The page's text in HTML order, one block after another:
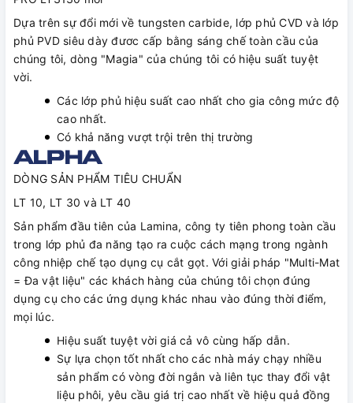
Dựa trên sự đổi mới về tungsten carbide, lớp phủ CVD và lớp
phủ PVD siêu dày đươc cấp bằng sáng chế toàn cầu của
chúng tôi, dòng "Magia" của chúng tôi có hiệu suất tuyệt
vời.
Các lớp phủ hiệu suất cao nhất cho gia công mức độ
cao nhất.
Có khả năng vượt trội trên thị trường
DÒNG SẢN PHẨM TIÊU CHUẨN
LT 10, LT 30 và LT 40
Sản phẩm đầu tiên của Lamina, công ty tiên phong toàn cầu
trong lớp phủ đa năng tạo ra cuộc cách mạng trong ngành
công nhiệp chế tạo dụng cụ cắt gọt. Với giải pháp "Multi-Mat
= Đa vật liệu" các khách hàng của chúng tôi chọn đúng
dụng cụ cho các ứng dụng khác nhau vào đúng thời điểm,
mọi lúc.
Hiệu suất tuyệt vời giá cả vô cùng hấp dẫn.
Sự lựa chọn tốt nhất cho các nhà máy chạy nhiều
sản phẩm có vòng đời ngắn và liên tục thay đổi vật
liệu phôi, yêu cầu giá trị cao nhất về hiệu quả đồng